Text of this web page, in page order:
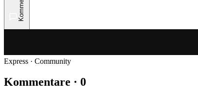
Express · Community
Kommentare · 0